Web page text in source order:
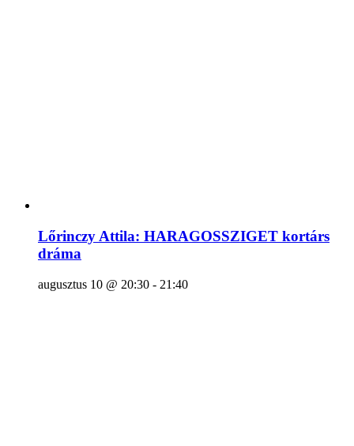
Lőrinczy Attila: HARAGOSSZIGET kortárs
dráma
augusztus 10 @ 20:30 - 21:40